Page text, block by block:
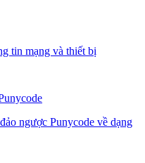
tin mạng và thiết bị
ngược Punycode về dạng